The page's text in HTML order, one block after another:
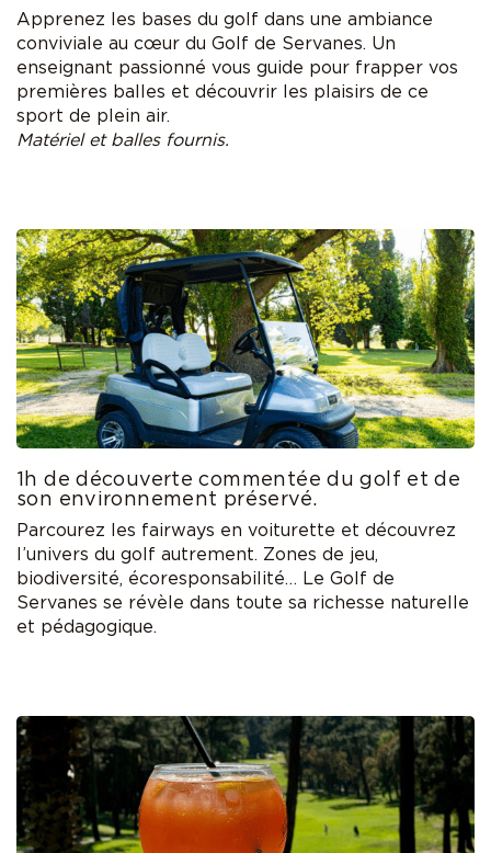
Apprenez les bases du golf dans une ambiance
conviviale au cœur du Golf de Servanes. Un
enseignant passionné vous guide pour frapper vos
premières balles et découvrir les plaisirs de ce
sport de plein air.
Matériel et balles fournis.
1h de découverte commentée du golf et de
son environnement préservé.
Parcourez les fairways en voiturette et découvrez
l’univers du golf autrement. Zones de jeu,
biodiversité, écoresponsabilité… Le Golf de
Servanes se révèle dans toute sa richesse naturelle
et pédagogique.